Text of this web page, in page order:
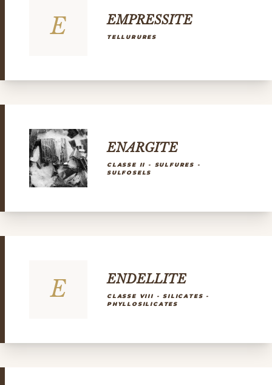
E EMPRESSITE
TELLURURES
ENARGITE
CLASSE II - SULFURES -
SULFOSELS
E ENDELLITE
CLASSE VIII - SILICATES -
PHYLLOSILICATES